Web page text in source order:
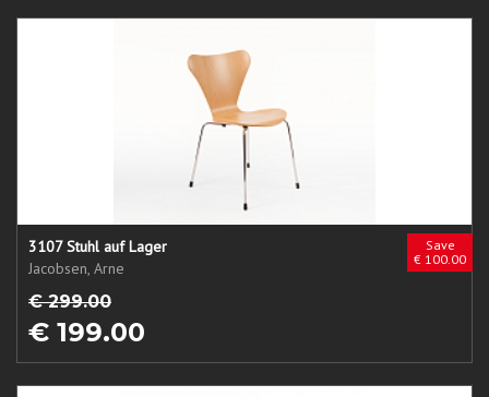
Save
€ 100.00
3107 Stuhl auf Lager
Jacobsen, Arne
€ 299.00
€ 199.00